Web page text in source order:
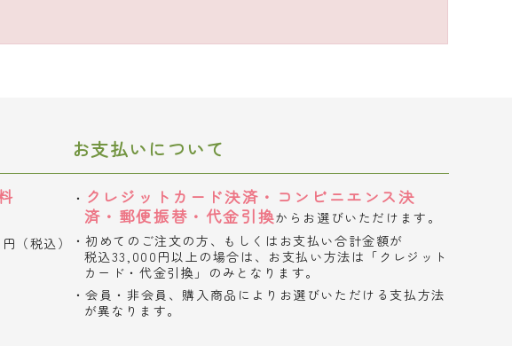
（税込）
お支払いについて
クレジットカード決済・コンビニエンス決
済・郵便振替・代金引換からお選びいただけます。
初めてのご注文の方、もしくはお支払い合計金額が
税込33,000円以上の場合は、お支払い方法は「クレジット
カード・代金引換」のみとなります。
会員・非会員、購入商品によりお選びいただける支払方法
が異なります。